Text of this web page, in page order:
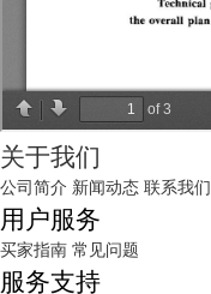
关于我们
公司简介 新闻动态 联系我们
用户服务
买家指南 常见问题
服务支持